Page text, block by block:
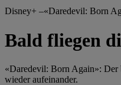
Disney+ –«Daredevil: Born
Bald fliegen
«Daredevil: Born Again»:
wieder aufeinander.